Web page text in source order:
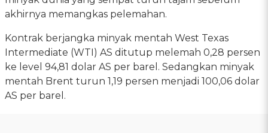
akhirnya memangkas pelemahan.
Kontrak berjangka minyak mentah West Texas
Intermediate (WTI) AS ditutup melemah 0,28 persen
ke level 94,81 dolar AS per barel. Sedangkan minyak
mentah Brent turun 1,19 persen menjadi 100,06 dolar
AS per barel.